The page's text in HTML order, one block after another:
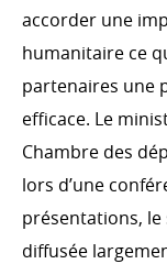
accorder une
humanitaire ce
partenaires une
efficace. Le
Chambre des
lors d’une
présentations, le
diffusée